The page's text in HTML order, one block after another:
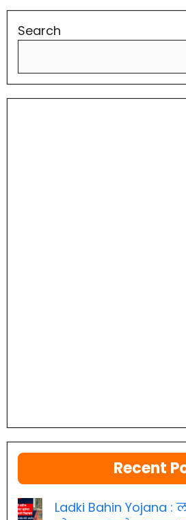
Search
Recent
Ladki Bahin Yojana :